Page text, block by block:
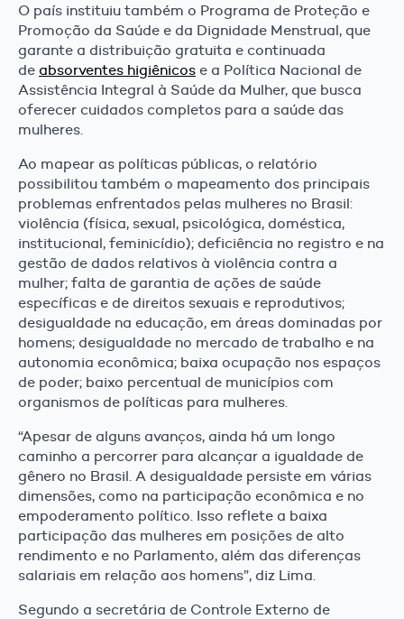
O país instituiu também o Programa de Proteção e
Promoção da Saúde e da Dignidade Menstrual, que
garante a distribuição gratuita e continuada
de absorventes higiênicos e a Política Nacional de
Assistência Integral à Saúde da Mulher, que busca
oferecer cuidados completos para a saúde das
mulheres.
Ao mapear as políticas públicas, o relatório
possibilitou também o mapeamento dos principais
problemas enfrentados pelas mulheres no Brasil:
violência (física, sexual, psicológica, doméstica,
institucional, feminicídio); deficiência no registro e na
gestão de dados relativos à violência contra a
mulher; falta de garantia de ações de saúde
específicas e de direitos sexuais e reprodutivos;
desigualdade na educação, em áreas dominadas por
homens; desigualdade no mercado de trabalho e na
autonomia econômica; baixa ocupação nos espaços
de poder; baixo percentual de municípios com
organismos de políticas para mulheres.
“Apesar de alguns avanços, ainda há um longo
caminho a percorrer para alcançar a igualdade de
gênero no Brasil. A desigualdade persiste em várias
dimensões, como na participação econômica e no
empoderamento político. Isso reflete a baixa
participação das mulheres em posições de alto
rendimento e no Parlamento, além das diferenças
salariais em relação aos homens”, diz Lima.
Segundo a secretária de Controle Externo de